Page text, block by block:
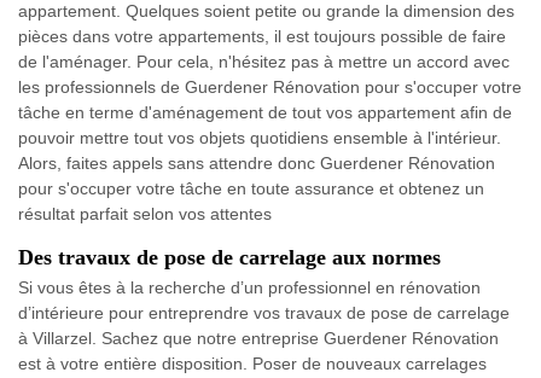
appartement. Quelques soient petite ou grande la dimension des
pièces dans votre appartements, il est toujours possible de faire
de l'aménager. Pour cela, n'hésitez pas à mettre un accord avec
les professionnels de Guerdener Rénovation pour s'occuper votre
tâche en terme d'aménagement de tout vos appartement afin de
pouvoir mettre tout vos objets quotidiens ensemble à l'intérieur.
Alors, faites appels sans attendre donc Guerdener Rénovation
pour s'occuper votre tâche en toute assurance et obtenez un
résultat parfait selon vos attentes
Des travaux de pose de carrelage aux normes
Si vous êtes à la recherche d’un professionnel en rénovation
d’intérieure pour entreprendre vos travaux de pose de carrelage
à Villarzel. Sachez que notre entreprise Guerdener Rénovation
est à votre entière disposition. Poser de nouveaux carrelages